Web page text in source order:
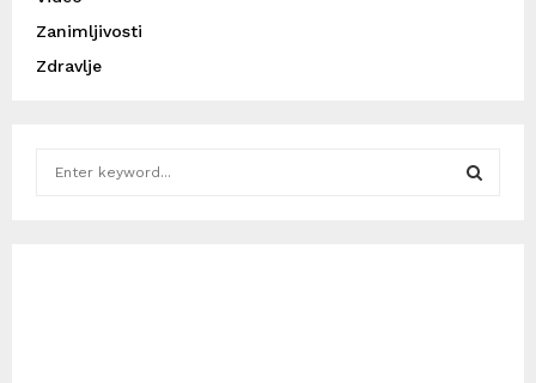
Zanimljivosti
Zdravlje